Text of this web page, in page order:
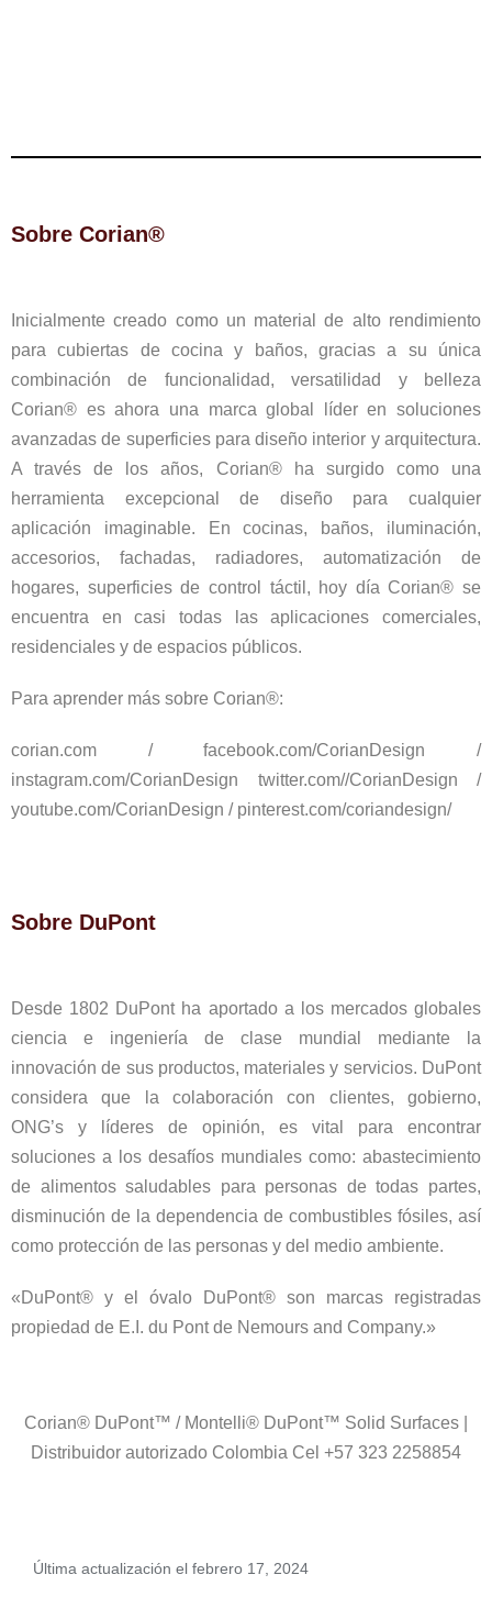
Sobre Corian®
Inicialmente creado como un material de alto rendimiento
para cubiertas de cocina y baños, gracias a su única
combinación de funcionalidad, versatilidad y belleza
Corian® es ahora una marca global líder en soluciones
avanzadas de superficies para diseño interior y arquitectura.
A través de los años, Corian® ha surgido como una
herramienta excepcional de diseño para cualquier
aplicación imaginable. En cocinas, baños, iluminación,
accesorios, fachadas, radiadores, automatización de
hogares, superficies de control táctil, hoy día Corian® se
encuentra en casi todas las aplicaciones comerciales,
residenciales y de espacios públicos.
Para aprender más sobre Corian®:
corian.com / facebook.com/CorianDesign /
instagram.com/CorianDesign twitter.com//CorianDesign /
youtube.com/CorianDesign / pinterest.com/coriandesign/
Sobre DuPont
Desde 1802 DuPont ha aportado a los mercados globales
ciencia e ingeniería de clase mundial mediante la
innovación de sus productos, materiales y servicios. DuPont
considera que la colaboración con clientes, gobierno,
ONG’s y líderes de opinión, es vital para encontrar
soluciones a los desafíos mundiales como: abastecimiento
de alimentos saludables para personas de todas partes,
disminución de la dependencia de combustibles fósiles, así
como protección de las personas y del medio ambiente.
«DuPont® y el óvalo DuPont® son marcas registradas
propiedad de E.I. du Pont de Nemours and Company.»
Corian® DuPont™ / Montelli® DuPont™ Solid Surfaces |
Distribuidor autorizado Colombia Cel +57 323 2258854
Última actualización el febrero 17, 2024